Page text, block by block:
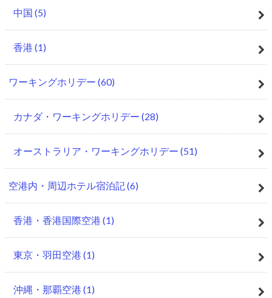
中国 (5)
香港 (1)
ワーキングホリデー (60)
カナダ・ワーキングホリデー (28)
オーストラリア・ワーキングホリデー (51)
空港内・周辺ホテル宿泊記(6)
香港・香港国際空港 (1)
東京・羽田空港 (1)
沖縄・那覇空港 (1)